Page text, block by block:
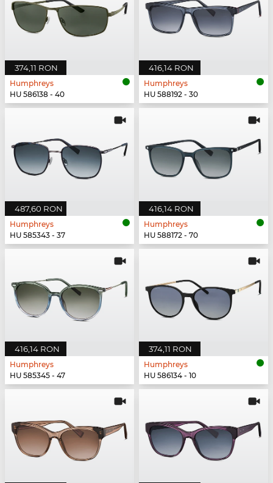
374,11 RON
Humphreys
HU 586138 - 40
416,14 RON
Humphreys
HU 588192 - 30
487,60 RON
Humphreys
HU 585343 - 37
416,14 RON
Humphreys
HU 588172 - 70
416,14 RON
Humphreys
HU 585345 - 47
374,11 RON
Humphreys
HU 586134 - 10